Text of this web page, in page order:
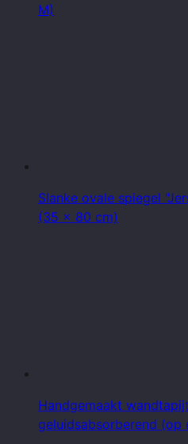
M)
Slanke ovale spiegel
(35 x 80 cm)
Handgemaakt
geluidsabsorberend (op